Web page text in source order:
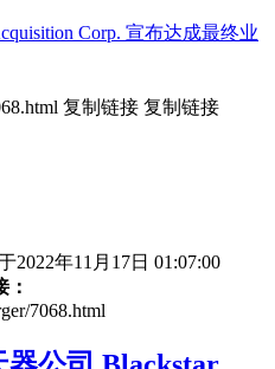
Corp. 宣布达成最终业
复制链接 复制链接
2022年11月17日 01:07:00
7068.html